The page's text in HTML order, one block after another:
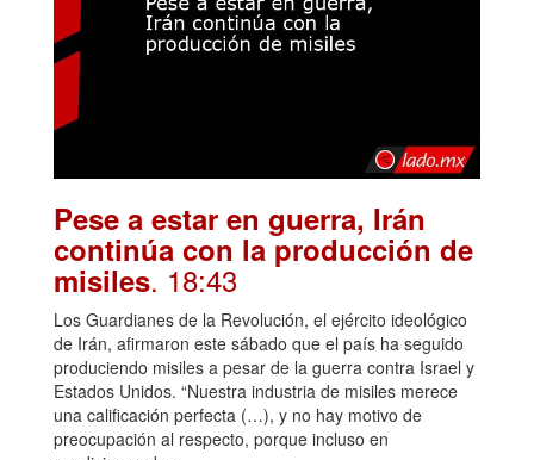
Pese a estar en guerra, Irán
continúa con la producción de
misiles. 18:43
Los Guardianes de la Revolución, el ejército ideológico
de Irán, afirmaron este sábado que el país ha seguido
produciendo misiles a pesar de la guerra contra Israel y
Estados Unidos. “Nuestra industria de misiles merece
una calificación perfecta (…), y no hay motivo de
preocupación al respecto, porque incluso en